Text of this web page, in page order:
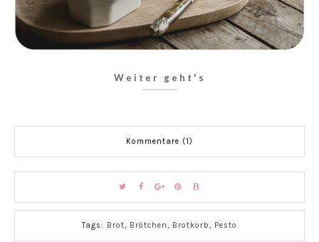
Weiter geht's
Kommentare (1)
Tags: Brot, Brötchen, Brotkorb, Pesto